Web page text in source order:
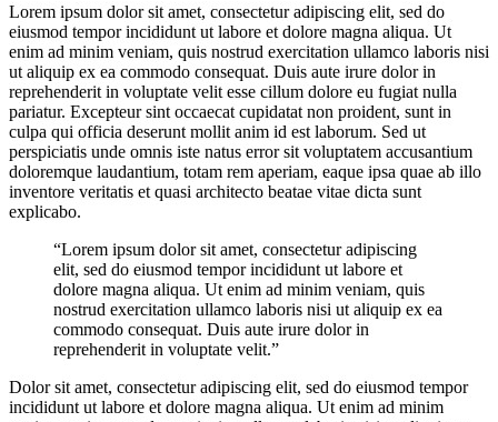
Lorem ipsum dolor sit amet, consectetur adipiscing elit, sed do
eiusmod tempor incididunt ut labore et dolore magna aliqua. Ut
enim ad minim veniam, quis nostrud exercitation ullamco laboris nisi
ut aliquip ex ea commodo consequat. Duis aute irure dolor in
reprehenderit in voluptate velit esse cillum dolore eu fugiat nulla
pariatur. Excepteur sint occaecat cupidatat non proident, sunt in
culpa qui officia deserunt mollit anim id est laborum. Sed ut
perspiciatis unde omnis iste natus error sit voluptatem accusantium
doloremque laudantium, totam rem aperiam, eaque ipsa quae ab illo
inventore veritatis et quasi architecto beatae vitae dicta sunt
explicabo.
“Lorem ipsum dolor sit amet, consectetur adipiscing
elit, sed do eiusmod tempor incididunt ut labore et
dolore magna aliqua. Ut enim ad minim veniam, quis
nostrud exercitation ullamco laboris nisi ut aliquip ex ea
commodo consequat. Duis aute irure dolor in
reprehenderit in voluptate velit.”
Dolor sit amet, consectetur adipiscing elit, sed do eiusmod tempor
incididunt ut labore et dolore magna aliqua. Ut enim ad minim